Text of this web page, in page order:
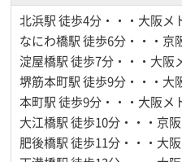
北浜駅徒歩4分・・・大阪メ
なにわ橋駅徒歩6分・・・京
淀屋橋駅徒歩7分・・・大阪
堺筋本町駅徒歩9分・・・大
本町駅徒歩9分・・・大阪メ
大江橋駅徒歩10分・・・京
肥後橋駅徒歩11分・・・大